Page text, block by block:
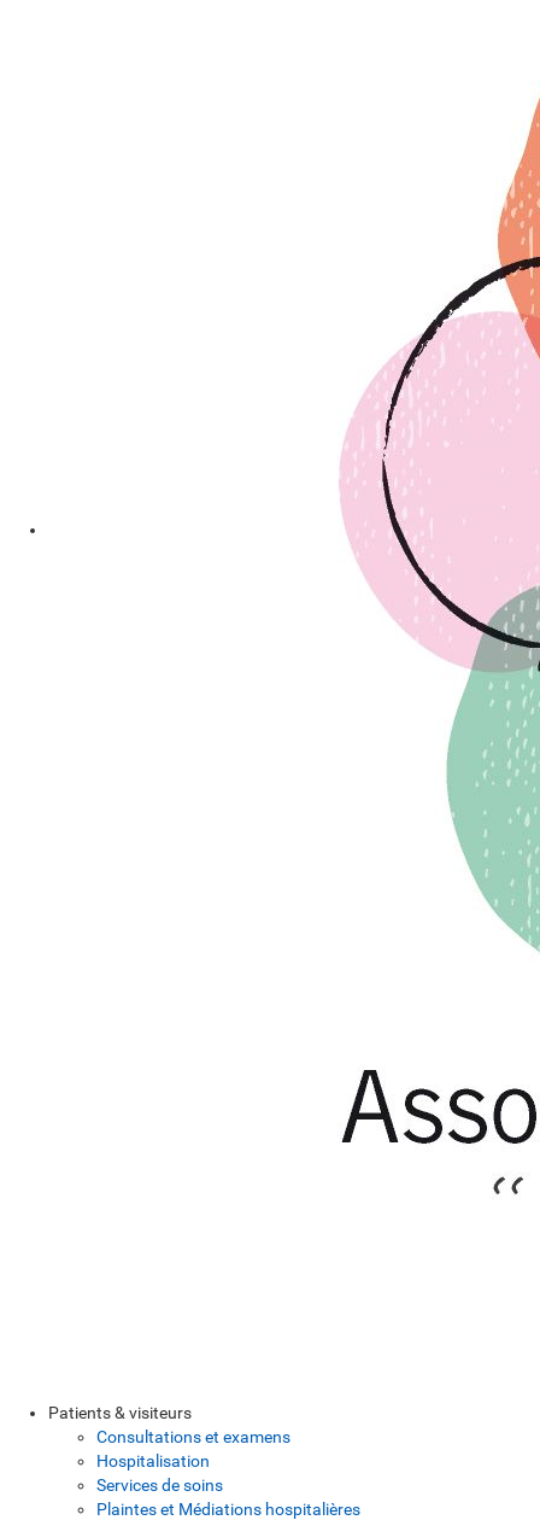
Patients & visiteurs
Consultations et examens
Hospitalisation
Services de soins
Plaintes et Médiations hospitalières